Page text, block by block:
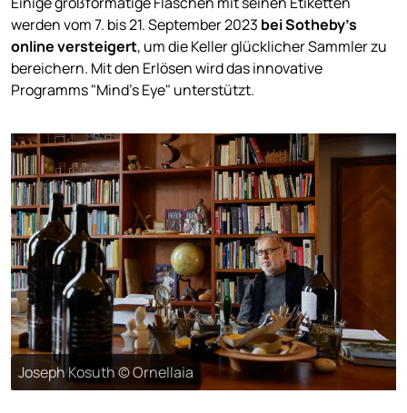
werden vom 7. bis 21. September 2023 bei Sotheby's
online versteigert, um die Keller glücklicher Sammler zu
bereichern. Mit den Erlösen wird das innovative
Programms "Mind's Eye" unterstützt.
Joseph Kosuth © Ornellaia